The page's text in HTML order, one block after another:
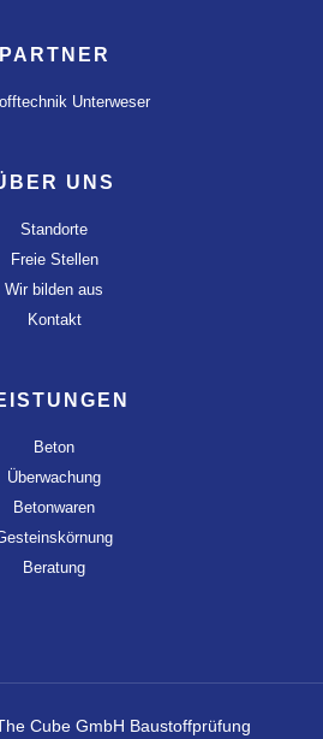
PARTNER
Unterweser
UNS
Standorte
Freie Stellen
Wir bilden aus
Kontakt
Beton
Überwachung
Betonwaren
Beratung
Cube GmbH Baustoffprüfung